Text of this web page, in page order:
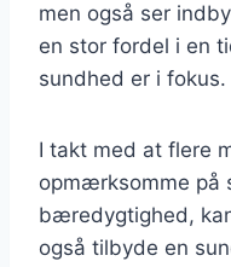
men også ser
en stor fordel i en
sundhed er i fokus.
I takt med at flere
opmærksomme på
bæredygtighed,
også tilbyde en